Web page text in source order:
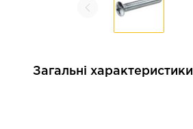
Загальні характеристики